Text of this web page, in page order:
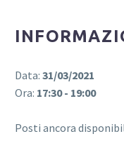
Data: 31/03/2021
Ora: 17:30 - 19:00
Posti ancora